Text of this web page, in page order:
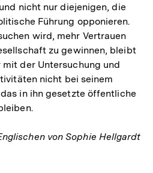
nicht nur diejenigen, die
Führung opponieren.
wird, mehr Vertrauen
zu gewinnen, bleibt
der Untersuchung und
nicht bei seinem
in ihn gesetzte öffentliche
von Sophie Hellgardt